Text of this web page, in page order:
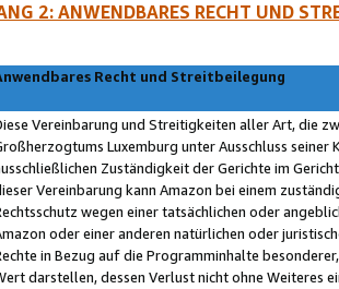
2: ANWENDBARES RECHT UND
Recht und Streitbeilegung
Vereinbarung und Streitigkeiten aller Art, die
Luxemburg unter Ausschluss
Zuständigkeit der Gerichte im
Vereinbarung kann Amazon bei einem
wegen einer tatsächlichen oder
oder einer anderen natürlichen oder
in Bezug auf die Programminhalte
darstellen, dessen Verlust nicht ohne Weiteres